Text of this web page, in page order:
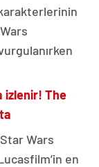
izlenir! The
Wars
en